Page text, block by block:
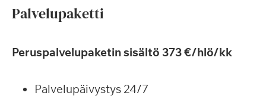
Palvelupaketti
Peruspalvelupaketin sisältö 373 €/hlö/kk
Palvelupäivystys 24/7